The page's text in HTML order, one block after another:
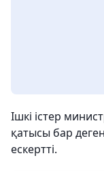
Ішкі істер
қатысы бар
ескертті.